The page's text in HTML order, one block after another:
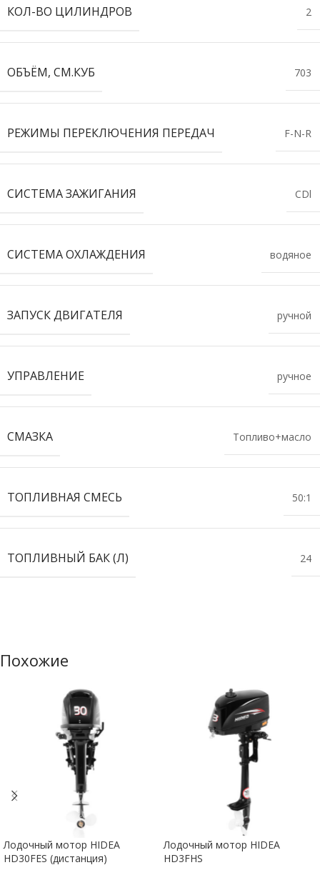
КОЛ-ВО ЦИЛИНДРОВ 2
ОБЪЁМ, СМ.КУБ 703
РЕЖИМЫ ПЕРЕКЛЮЧЕНИЯ ПЕРЕДАЧ F-N-R
СИСТЕМА ЗАЖИГАНИЯ CDl
СИСТЕМА ОХЛАЖДЕНИЯ водяное
ЗАПУСК ДВИГАТЕЛЯ ручной
УПРАВЛЕНИЕ ручное
СМАЗКА Топливо+масло
ТОПЛИВНАЯ СМЕСЬ 50:1
ТОПЛИВНЫЙ БАК (Л) 24
Похожие
Лодочный мотор HIDEA
HD30FES (дистанция)
Лодочный мотор HIDEA
HD3FHS